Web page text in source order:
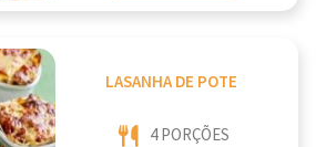
LASANHA DE POTE
4 PORÇÕES